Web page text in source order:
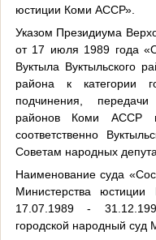
юстиции Коми АССР».
Указом Президиума
от 17 июля 1989 года
Вуктыла Вуктыльского
района к категории
подчинения,
районов Коми АССР в
соответственно
Советам народных
Наименование суда
Министерства
17.07.1989 -
городской народный суд